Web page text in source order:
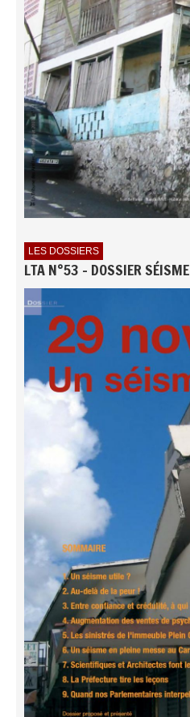
LES DOSSIERS
LTA N°53 - DOSSIER SÉISME